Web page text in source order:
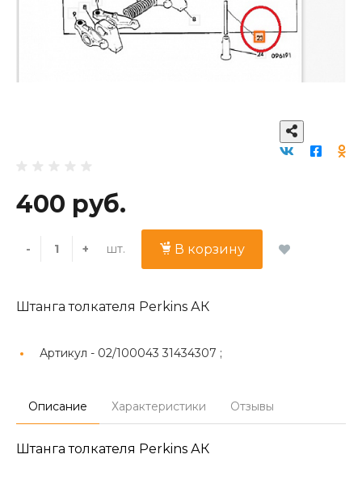
400 руб.
- + шт. В корзину
Штанга толкателя Perkins АК
Артикул - 02/100043 31434307 ;
Описание Характеристики Отзывы
Штанга толкателя Perkins АК